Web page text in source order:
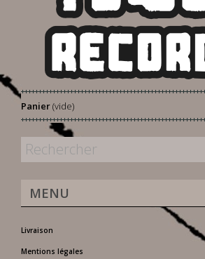
Panier(vide)
MENU
Livraison
Mentions légales